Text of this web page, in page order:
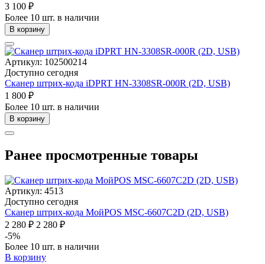
3 100 ₽
Более 10 шт. в наличии
В корзину
Артикул: 102500214
Доступно сегодня
Сканер штрих-кода iDPRT HN-3308SR-000R (2D, USB)
1 800 ₽
Более 10 шт. в наличии
В корзину
Ранее просмотренные товары
Артикул: 4513
Доступно сегодня
Сканер штрих-кода МойPOS MSC-6607C2D (2D, USB)
2 280 ₽ 2 280 ₽
-5%
Более 10 шт. в наличии
В корзину